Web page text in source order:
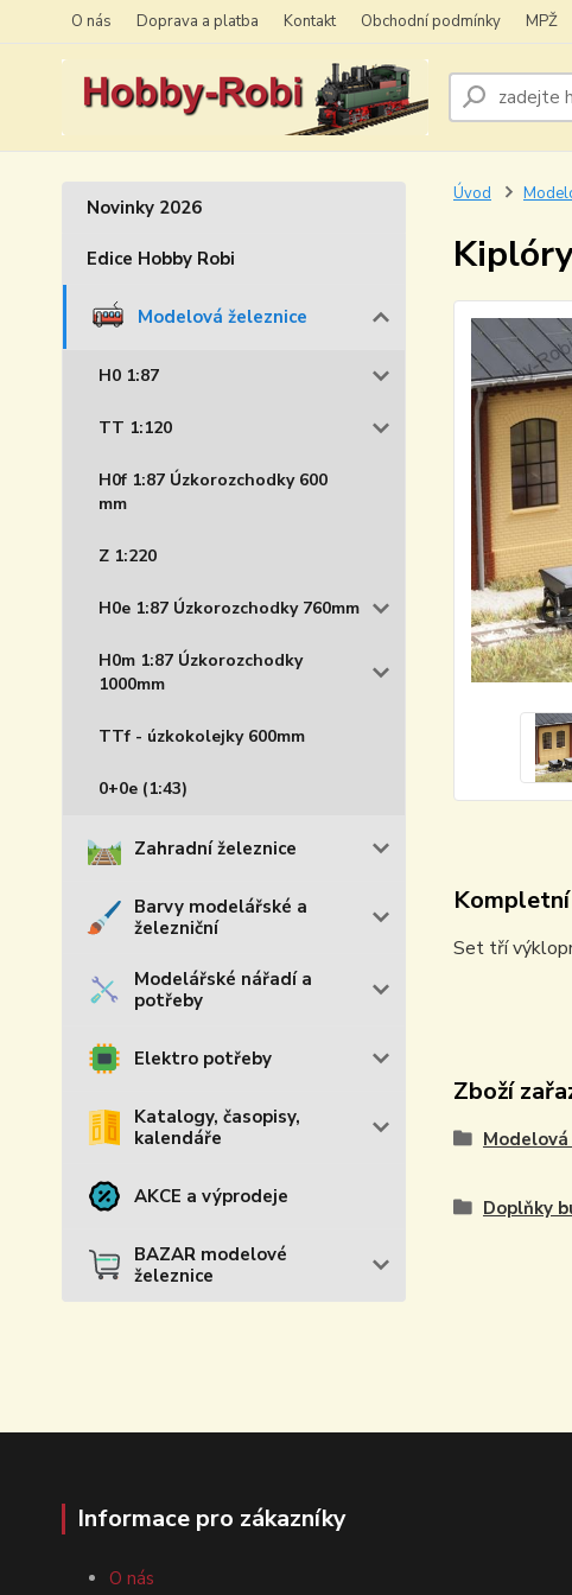
O nás Doprava a platba Kontakt Obchodní podmínky MPŽ
Novinky 2026
Edice Hobby Robi
Modelová železnice
H0 1:87
TT 1:120
H0f 1:87 Úzkorozchodky 600
mm
Z 1:220
H0e 1:87 Úzkorozchodky 760mm
H0m 1:87 Úzkorozchodky
1000mm
TTf - úzkokolejky 600mm
0+0e (1:43)
Zahradní železnice
Barvy modelářské a
železniční
Modelářské nářadí a
potřeby
Elektro potřeby
Katalogy, časopisy,
kalendáře
AKCE a výprodeje
BAZAR modelové
železnice
Úvod
Set tří
Zboží
Doplňky
Informace pro zákazníky
O nás